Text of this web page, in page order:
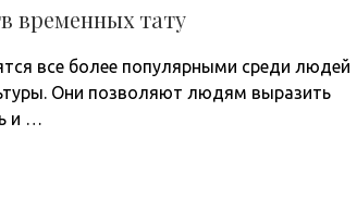
временных тату
все более популярными среди людей
Они позволяют людям выразить
и …